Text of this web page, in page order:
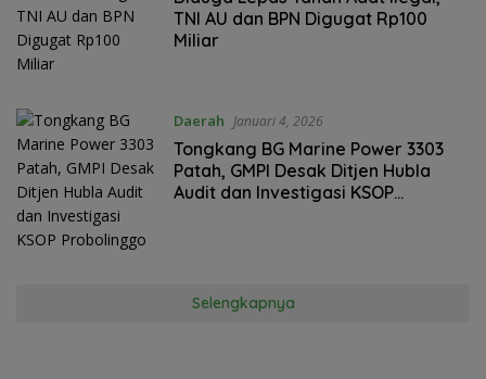
TNI AU dan BPN Digugat Rp100
Miliar
Daerah Januari 4, 2026
Tongkang BG Marine Power 3303
Patah, GMPI Desak Ditjen Hubla
Audit dan Investigasi KSOP
Selengkapnya